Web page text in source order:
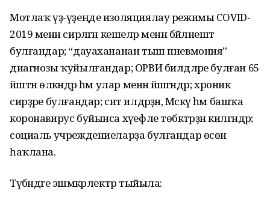
Мотлаҡ үҙ-үҙеңде изоляциялау режимы COVID-
2019 менән сирләгән кешеләр менән бәйләнештә
булғандар; “дауахананан тыш пневмония”
диагнозы ҡуйылғандар; ОРВИ билдәләре булған 65
йәштән өлкәндәр һәм улар менән йәшәгәндәр; хроник
сирҙәре булғандар; сит илдәрҙән, Мәскәү һәм башҡа
коронавирус буйынса хәүефле төбәктәрҙән килгәндәр;
социаль учреждениеларҙа булғандар өсөн
һаҡлана.
Түбәндәге эшмәкәрлектәр тыйыла: